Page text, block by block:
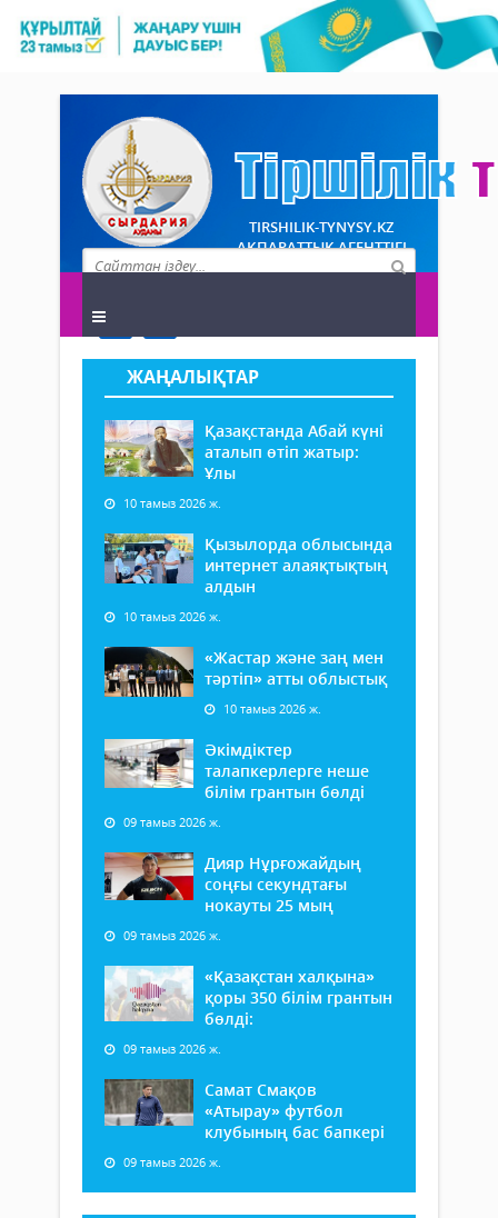
TIRSHILIK-TYNYSY.KZ
АҚПАРАТТЫҚ АГЕНТТІГІ
ЖАҢАЛЫҚТАР
Қазақстанда Абай күні
аталып өтіп жатыр:
Ұлы
10 тамыз 2026 ж.
Қызылорда облысында
интернет алаяқтықтың
алдын
10 тамыз 2026 ж.
«Жастар және заң мен
тәртіп» атты облыстық
10 тамыз 2026 ж.
Әкімдіктер
талапкерлерге неше
білім грантын бөлді
09 тамыз 2026 ж.
Дияр Нұрғожайдың
соңғы секундтағы
нокауты 25 мың
09 тамыз 2026 ж.
«Қазақстан халқына»
қоры 350 білім грантын
бөлді:
09 тамыз 2026 ж.
Самат Смақов
«Атырау» футбол
клубының бас бапкері
09 тамыз 2026 ж.